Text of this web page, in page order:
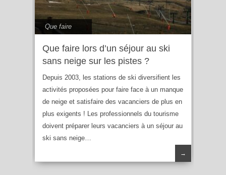
Que faire
Que faire lors d’un séjour au ski
sans neige sur les pistes ?
Depuis 2003, les stations de ski diversifient les
activités proposées pour faire face à un manque
de neige et satisfaire des vacanciers de plus en
plus exigents ! Les professionnels du tourisme
doivent préparer leurs vacanciers à un séjour au
ski sans neige…
→